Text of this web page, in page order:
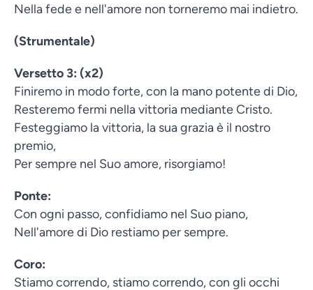
Nella fede e nell'amore non torneremo mai indietro.
(Strumentale)
Versetto 3: (x2)
Finiremo in modo forte, con la mano potente di Dio,
Resteremo fermi nella vittoria mediante Cristo.
Festeggiamo la vittoria, la sua grazia è il nostro
premio,
Per sempre nel Suo amore, risorgiamo!
Ponte:
Con ogni passo, confidiamo nel Suo piano,
Nell'amore di Dio restiamo per sempre.
Coro:
Stiamo correndo, stiamo correndo, con gli occhi